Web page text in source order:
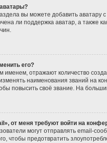
вы можете добавить аватару
ли поддержка аватар, а также
его?
отражают количество
наименования званий на
повысить своё звание. На
от меня требуют войти на
могут отправлять email-
чтобы предотвратить